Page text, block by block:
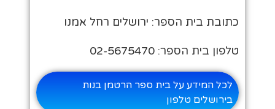
כתובת בית הספר: ירושלים רחל אמנו
טלפון בית הספר: 02-5675470
לכל המידע על בית ספר הרטמן בנות
בירושלים טלפון